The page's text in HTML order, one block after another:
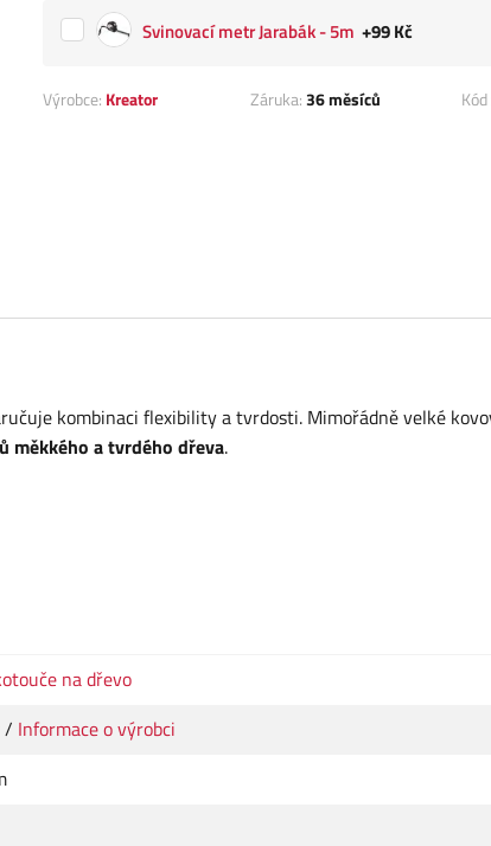
Svinovací metr Jarabák - 5m +99 Kč
Výrobce: Kreator Záruka:36 měsíců
kombinaci flexibility a tvrdosti. Mimořádně velké
měkkého a tvrdého dřeva.
na dřevo
/ Informace o výrobci